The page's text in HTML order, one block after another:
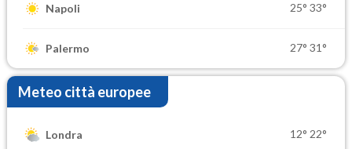
Napoli 25° 33°
Palermo 27° 31°
Meteo città europee
Londra 12° 22°